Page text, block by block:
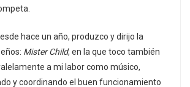
hace un año, produzco y dirijo la
Mister Child, en la que toco también
a mi labor como músico,
y coordinando el buen funcionamiento